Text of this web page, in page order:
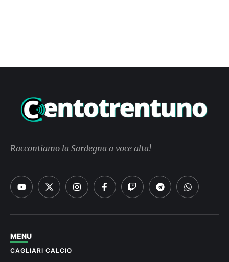
Raccontiamo la Sardegna a voce alta!
MENU
CAGLIARI CALCIO